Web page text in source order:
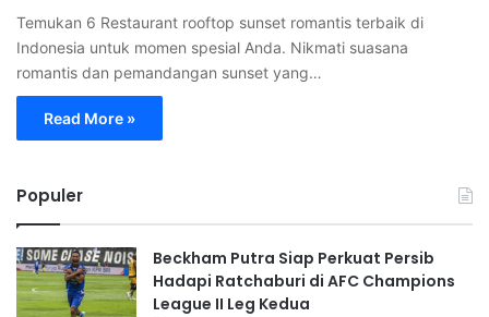
Temukan 6 Restaurant rooftop sunset romantis terbaik di
Indonesia untuk momen spesial Anda. Nikmati suasana
romantis dan pemandangan sunset yang…
Read More »
Populer
Beckham Putra Siap Perkuat Persib
Hadapi Ratchaburi di AFC Champions
League II Leg Kedua